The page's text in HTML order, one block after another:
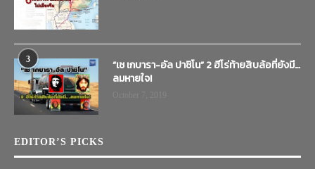
3
“เช เกบารา-อัล ปาชิโน” 2 ฮีโร่ท้ายสิบล้อที่ยังมี…
ลมหายใจ!
EDITOR’S PICKS